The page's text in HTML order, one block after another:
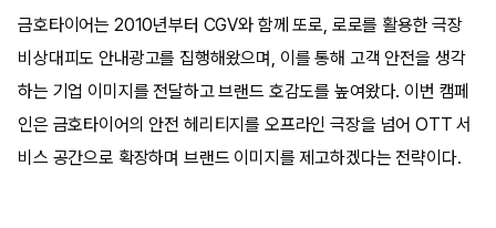
금호타이어는 2010년부터 CGV와 함께 또로, 로로를 활용한 극장
비상대피도 안내광고를 집행해왔으며, 이를 통해 고객 안전을 생각
하는 기업 이미지를 전달하고 브랜드 호감도를 높여왔다. 이번 캠페
인은 금호타이어의 안전 헤리티지를 오프라인 극장을 넘어 OTT 서
비스 공간으로 확장하며 브랜드 이미지를 제고하겠다는 전략이다.